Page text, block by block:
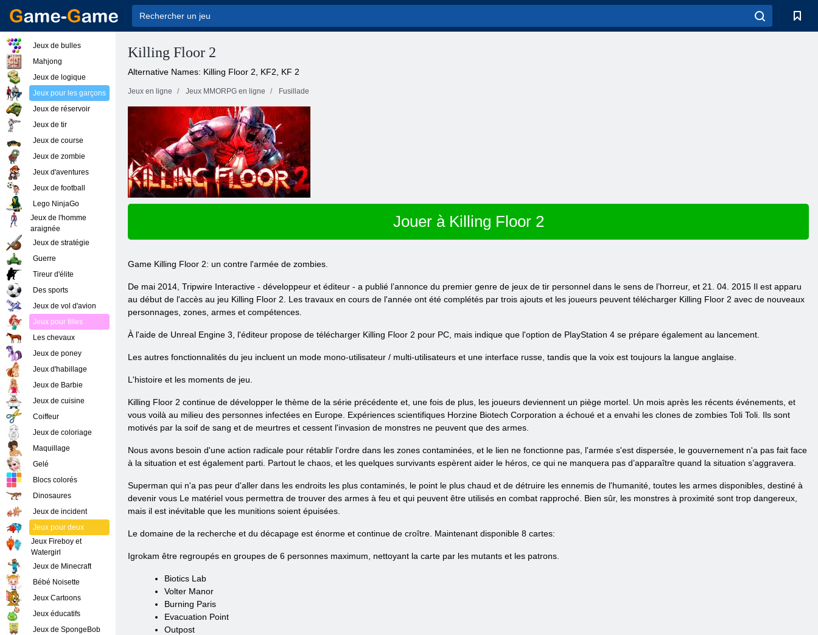
Killing Floor 2
Alternative Names: Killing Floor 2, KF2, KF 2
Jeux en ligne Jeux MMORPG en ligne Fusillade
Jouer à Killing Floor 2
Game Killing Floor 2: un contre l'armée de zombies.
De mai 2014, Tripwire Interactive - développeur et éditeur - a publié l’annonce du premier genre de jeux de tir personnel dans le sens de l’horreur, et 21. 04. 2015 Il est apparu
au début de l'accès au jeu Killing Floor 2. Les travaux en cours de l'année ont été complétés par trois ajouts et les joueurs peuvent télécharger Killing Floor 2 avec de nouveaux
personnages, zones, armes et compétences.
À l'aide de Unreal Engine 3, l'éditeur propose de télécharger Killing Floor 2 pour PC, mais indique que l'option de PlayStation 4 se prépare également au lancement.
Les autres fonctionnalités du jeu incluent un mode mono-utilisateur / multi-utilisateurs et une interface russe, tandis que la voix est toujours la langue anglaise.
L'histoire et les moments de jeu.
Killing Floor 2 continue de développer le thème de la série précédente et, une fois de plus, les joueurs deviennent un piège mortel. Un mois après les récents événements, et
vous voilà au milieu des personnes infectées en Europe. Expériences scientifiques Horzine Biotech Corporation a échoué et a envahi les clones de zombies Toli Toli. Ils sont
motivés par la soif de sang et de meurtres et cessent l'invasion de monstres ne peuvent que des armes.
Nous avons besoin d'une action radicale pour rétablir l'ordre dans les zones contaminées, et le lien ne fonctionne pas, l'armée s'est dispersée, le gouvernement n'a pas fait face
à la situation et est également parti. Partout le chaos, et les quelques survivants espèrent aider le héros, ce qui ne manquera pas d’apparaître quand la situation s’aggravera.
Superman qui n'a pas peur d'aller dans les endroits les plus contaminés, le point le plus chaud et de détruire les ennemis de l'humanité, toutes les armes disponibles, destiné à
devenir vous Le matériel vous permettra de trouver des armes à feu et qui peuvent être utilisés en combat rapproché. Bien sûr, les monstres à proximité sont trop dangereux,
mais il est inévitable que les munitions soient épuisées.
Le domaine de la recherche et du décapage est énorme et continue de croître. Maintenant disponible 8 cartes:
Igrokam être regroupés en groupes de 6 personnes maximum, nettoyant la carte par les mutants et les patrons.
Biotics Lab
Volter Manor
Burning Paris
Evacuation Point
Outpost
Jeux de bulles
Mahjong
Jeux de logique
Jeux pour les garçons
Jeux de réservoir
Jeux de tir
Jeux de course
Jeux de zombie
Jeux d'aventures
Jeux de football
Lego NinjaGo
Jeux de l'homme
araignée
Jeux de stratégie
Guerre
Tireur d'élite
Des sports
Jeux de vol d'avion
Jeux pour filles
Les chevaux
Jeux de poney
Jeux d'habillage
Jeux de Barbie
Jeux de cuisine
Coiffeur
Jeux de coloriage
Maquillage
Gelé
Blocs colorés
Dinosaures
Jeux de incident
Jeux pour deux
Jeux Fireboy et
Watergirl
Jeux de Minecraft
Bébé Noisette
Jeux Cartoons
Jeux éducatifs
Jeux de SpongeBob